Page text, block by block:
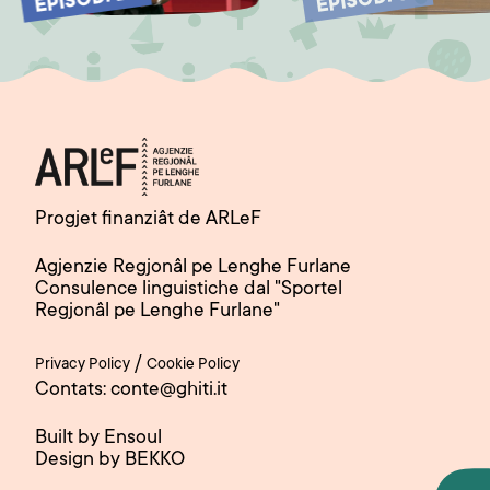
Progjet finanziât de ARLeF
Agjenzie Regjonâl pe Lenghe Furlane
Consulence linguistiche dal "Sportel
Regjonâl pe Lenghe Furlane"
Privacy Policy / Cookie Policy
Contats: conte@ghiti.it
Built by Ensoul
Design by BEKKO